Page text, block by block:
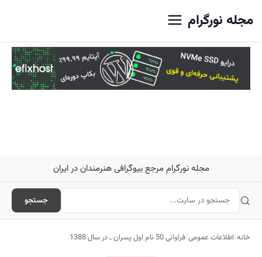
مجله نورگرام
مجله نورگرام مرجع بیوگرافی هنرمندان در ایران
جستجو
خانه/اطلاعات عمومی/فراوانی 50 نام اول پسران ـ در سال 1388